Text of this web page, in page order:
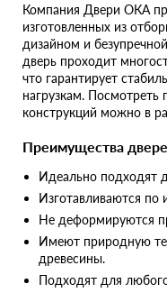
Компания Двери ОКА
изготовленных из
дизайном и
дверь проходит
что гарантирует
нагрузкам.
конструкций можно в
Преимущества
Идеально подходят
Изготавливаются
Не деформируются
Имеют природную
древесины.
Подходят для